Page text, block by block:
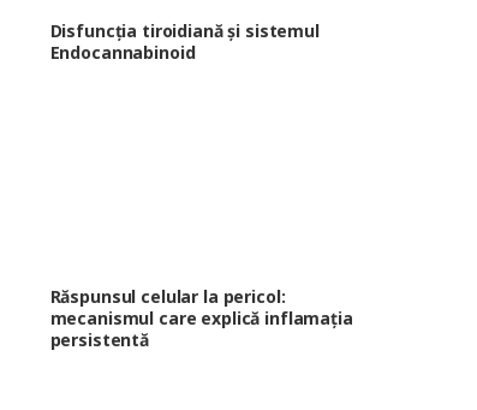
Disfuncția tiroidiană și sistemul
Endocannabinoid
Răspunsul celular la pericol:
mecanismul care explică inflamația
persistentă